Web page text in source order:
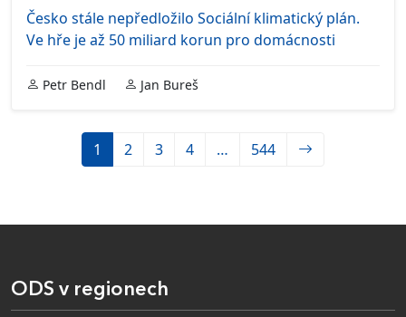
Česko stále nepředložilo Sociální klimatický plán.
Ve hře je až 50 miliard korun pro domácnosti
Petr Bendl Jan Bureš
1 2 3 4 … 544
ODS v regionech